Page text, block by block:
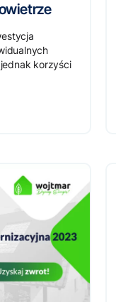
korzyści